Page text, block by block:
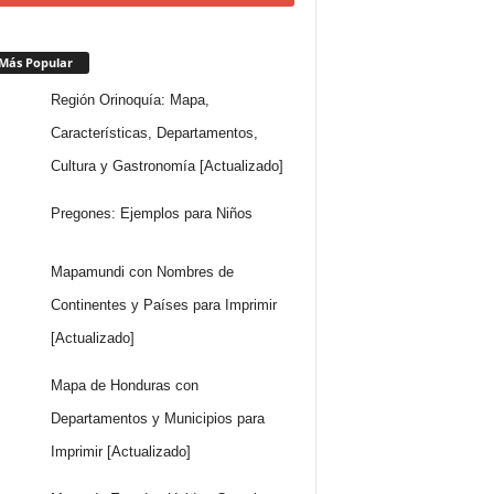
Popular
Región Orinoquía: Mapa,
Características, Departamentos,
Cultura y Gastronomía [Actualizado]
Pregones: Ejemplos para Niños
Mapamundi con Nombres de
Continentes y Países para Imprimir
[Actualizado]
Mapa de Honduras con
Departamentos y Municipios para
Imprimir [Actualizado]